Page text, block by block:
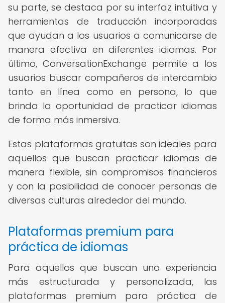
su parte, se destaca por su interfaz intuitiva y
herramientas de traducción incorporadas
que ayudan a los usuarios a comunicarse de
manera efectiva en diferentes idiomas. Por
último, ConversationExchange permite a los
usuarios buscar compañeros de intercambio
tanto en línea como en persona, lo que
brinda la oportunidad de practicar idiomas
de forma más inmersiva.
Estas plataformas gratuitas son ideales para
aquellos que buscan practicar idiomas de
manera flexible, sin compromisos financieros
y con la posibilidad de conocer personas de
diversas culturas alrededor del mundo.
Plataformas premium para
práctica de idiomas
Para aquellos que buscan una experiencia
más estructurada y personalizada, las
plataformas premium para práctica de